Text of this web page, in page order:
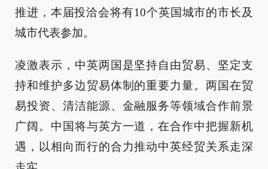
推进，本届投洽会将有10个英国城市的市长及
城市代表参加。
凌激表示，中英两国是坚持自由贸易、坚定支
持和维护多边贸易体制的重要力量。两国在贸
易投资、清洁能源、金融服务等领域合作前景
广阔。中国将与英方一道，在合作中把握新机
遇，以相向而行的合力推动中英经贸关系走深